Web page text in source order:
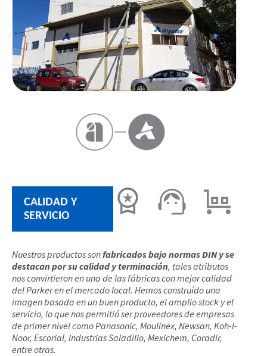
CALIDAD Y
SERVICIO
Nuestros productos son fabricados bajo normas DIN y se
destacan por su calidad y terminación, tales atributos
nos convirtieron en una de las fábricas con mejor calidad
del Parker en el mercado local. Hemos construído una
imagen basada en un buen producto, el amplio stock y el
servicio, lo que nos permitió ser proveedores de empresas
de primer nivel como Panasonic, Moulinex, Newsan, Koh-I-
Noor, Escorial, Industrias Saladillo, Mexichem, Coradir,
entre otras.